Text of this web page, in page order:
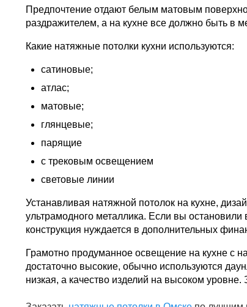
Предпочтение отдают белым матовым
раздражителем, а на кухне все должно быть в
Какие натяжные потолки кухни используются:
сатиновые;
атлас;
матовые;
глянцевые;
парящие
с трековым освещением
световые линии
Устанавливая натяжной потолок на кухне,
ультрамодного металлика. Если вы
конструкция нуждается в дополнительных
Грамотно продуманное освещение на кухне с
достаточно высокие, обычно используются
низкая, а качество изделий на высоком